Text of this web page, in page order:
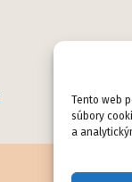
Tento web
súbory
a